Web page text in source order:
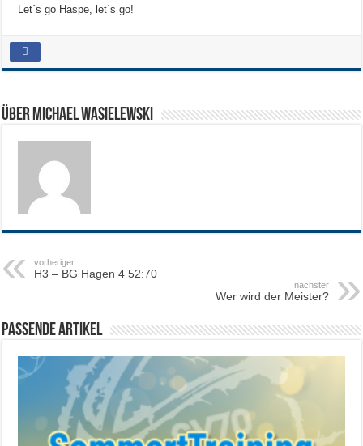
Let´s go Haspe, let´s go!
Über Michael Wasielewski
vorheriger
H3 – BG Hagen 4 52:70
nächster
Wer wird der Meister?
Passende Artikel